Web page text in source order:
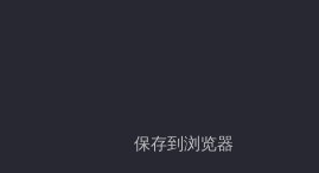
保存到浏览器